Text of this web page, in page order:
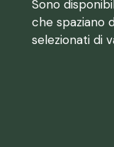
Sono
che spaziano
selezionati di